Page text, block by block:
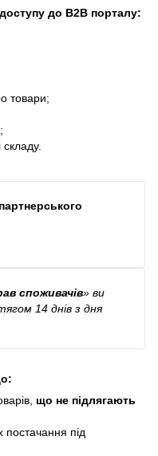
до В2В порталу:
товари;
споживачів» ви
14 днів з дня
що не підлягають
під